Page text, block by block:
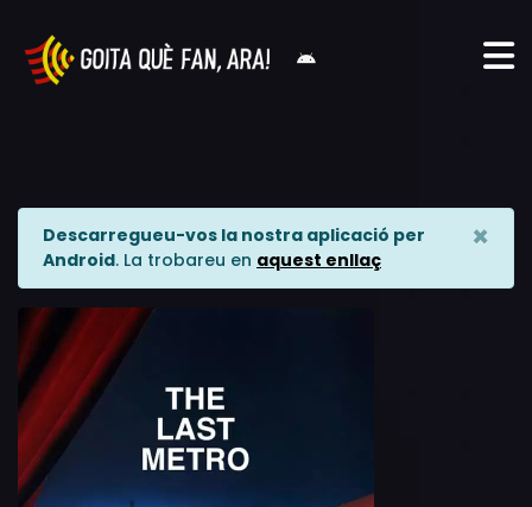
Descarregueu-vos la nostra aplicació per
Android. La trobareu en aquest enllaç
×